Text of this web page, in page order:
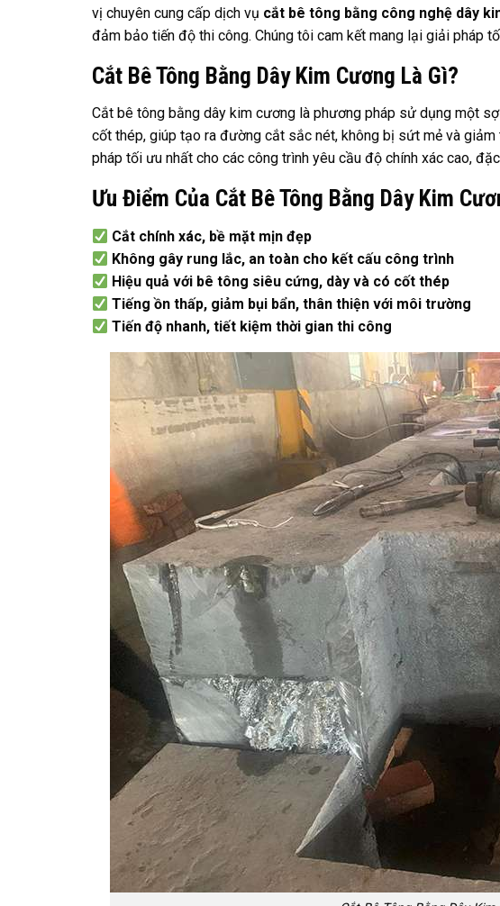
vị chuyên cung cấp dịch vụ cắt bê tông bằng công nghệ dây
đảm bảo tiến độ thi công. Chúng tôi cam kết mang lại giải pháp
Cắt Bê Tông Bằng Dây Kim Cương Là Gì?
Cắt bê tông bằng dây kim cương là phương pháp sử dụng một
cốt thép, giúp tạo ra đường cắt sắc nét, không bị sứt mẻ và
pháp tối ưu nhất cho các công trình yêu cầu độ chính xác cao,
Ưu Điểm Của Cắt Bê Tông Bằng Dây Kim
Cắt chính xác, bề mặt mịn đẹp
Không gây rung lắc, an toàn cho kết cấu công trình
Hiệu quả với bê tông siêu cứng, dày và có cốt thép
Tiếng ồn thấp, giảm bụi bẩn, thân thiện với môi trường
Tiến độ nhanh, tiết kiệm thời gian thi công